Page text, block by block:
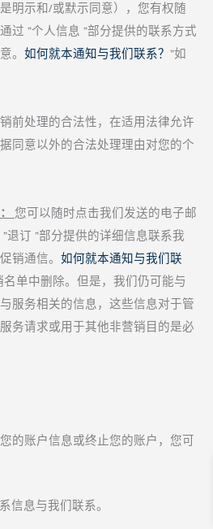
明示和/或默示同意），您有权随
过 "个人信息 "部分提供的联系方式
。 如何就本通知与我们联系？ "如
前处理的合法性，在适用法律允许
同意以外的合法处理理由对您的个
您可以随时点击我们发送的电子邮
退订 "部分提供的详细信息联系我
销通信。 如何就本通知与我们联
单中删除。但是，我们仍可能与
服务相关的信息，这些信息对于管
务请求或用于其他非营销目的是必
的账户信息或终止您的账户，您可
信息与我们联系。